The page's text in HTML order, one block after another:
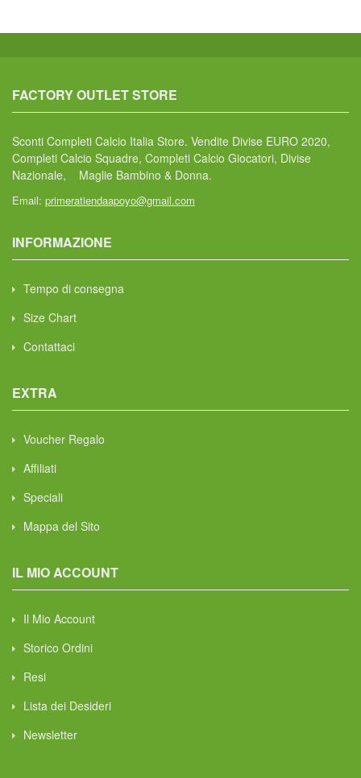
FACTORY OUTLET STORE
Sconti Completi Calcio Italia Store. Vendite Divise EURO 2020,
Completi Calcio Squadre, Completi Calcio Giocatori, Divise
Nazionale, Maglie Bambino & Donna.
Email: primeratiendaapoyo@gmail.com
INFORMAZIONE
Tempo di consegna
Size Chart
Contattaci
EXTRA
Voucher Regalo
Affiliati
Speciali
Mappa del Sito
IL MIO ACCOUNT
Il Mio Account
Storico Ordini
Resi
Lista dei Desideri
Newsletter